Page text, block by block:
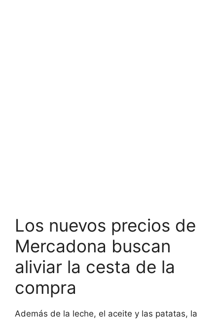
Los nuevos precios de
Mercadona buscan
aliviar la cesta de la
compra
Además de la leche, el aceite y las patatas, la